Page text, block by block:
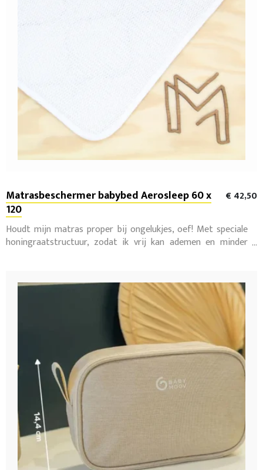
Matrasbeschermer babybed Aerosleep 60 x
120
€ 42,50
Houdt mijn matras proper bij ongelukjes, oef! Met speciale
honingraatstructuur, zodat ik vrij kan ademen en minder